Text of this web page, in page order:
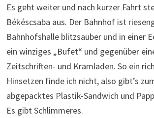
Es geht weiter und nach kurzer Fahrt
Békéscsaba aus. Der Bahnhof ist
Bahnhofshalle blitzsauber und in einer
ein winziges „Bufet“ und gegenüber
Zeitschriften- und Kramladen. So ein
Hinsetzen finde ich nicht, also gibt’s
abgepacktes Plastik-Sandwich und
Es gibt Schlimmeres.